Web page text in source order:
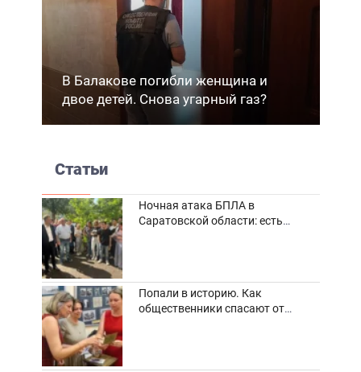
В Балакове погибли женщина и
двое детей. Снова угарный газ?
Статьи
Ночная атака БПЛА в
Саратовской области: есть
Попали в историю. Как
общественники спасают от